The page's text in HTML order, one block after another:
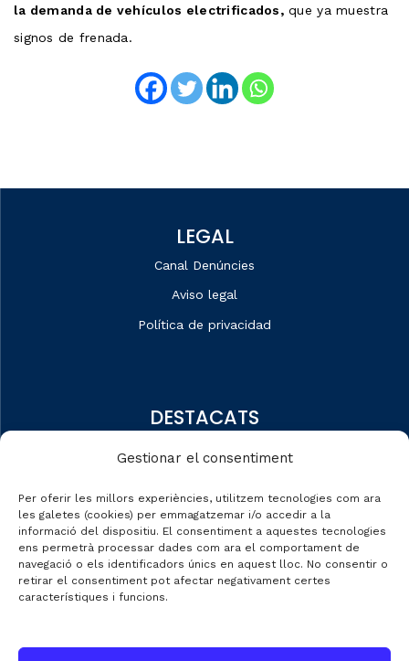
Gestionar el consentiment
Per oferir les millors experiències, utilitzem tecnologies com ara
les galetes (cookies) per emmagatzemar i/o accedir a la
informació del dispositiu. El consentiment a aquestes tecnologies
ens permetrà processar dades com ara el comportament de
navegació o els identificadors únics en aquest lloc. No consentir o
retirar el consentiment pot afectar negativament certes
característiques i funcions.
la demanda de vehículos electrificados,que ya muestra
signos de frenada.
LEGAL
Canal Denúncies
Aviso legal
Política de privacidad
DESTACATS
Datos de mercado
Automobile Talks